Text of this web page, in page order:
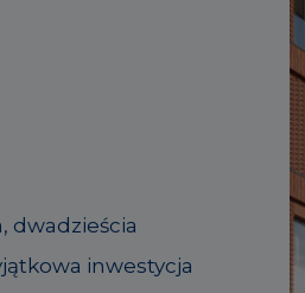
dwadzieścia
inwestycja